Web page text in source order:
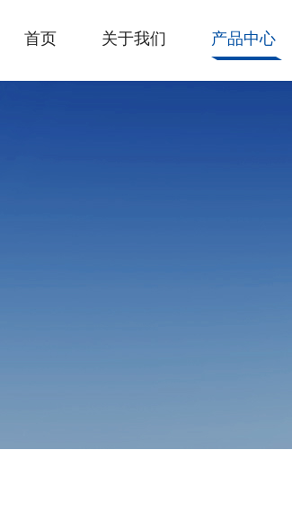
首页 关于我们 产品中心